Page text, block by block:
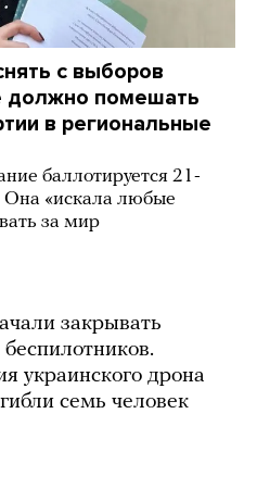
с выборов
должно помешать
в региональные
баллотируется 21-
«искала любые
за мир
закрывать
украинского дрона
семь человек